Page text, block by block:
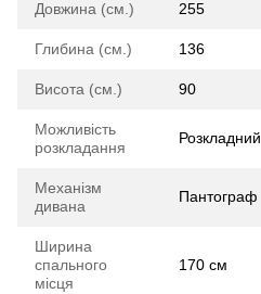
Довжина (см.) 255
Глибина (см.) 136
Висота (см.) 90
Можливість
розкладання
Розкладний
Механізм
дивана
Пантограф
Ширина
спального
місця
170 см